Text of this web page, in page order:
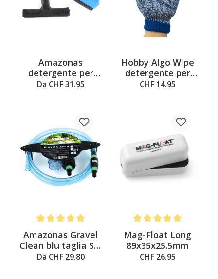
Amazonas
detergente per
vetri con lama
Da CHF 31.95
Hobby Algo Wipe
detergente per
vetri, guanto
CHF 14.95
Amazonas Gravel
Clean blu taglia S o
L
Da CHF 29.80
Mag-Float Long
89x35x25.5mm
CHF 26.95